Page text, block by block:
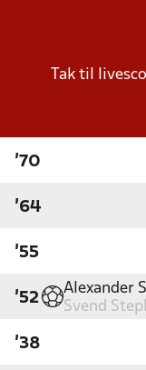
Tak til
'70
'64
'55
'52
Alexander
Svend
'38